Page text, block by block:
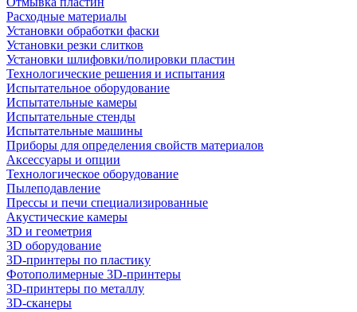
Расходные материалы
Установки обработки фаски
Установки резки слитков
Установки шлифовки/полировки пластин
Технологические решения и испытания
Испытательное оборудование
Испытательные камеры
Испытательные стенды
Испытательные машины
Приборы для определения свойств материалов
Аксессуары и опции
Технологическое оборудование
Пылеподавление
Прессы и печи специализированные
Акустические камеры
3D и геометрия
3D оборудование
3D-принтеры по пластику
Фотополимерные 3D-принтеры
3D-принтеры по металлу
3D-сканеры